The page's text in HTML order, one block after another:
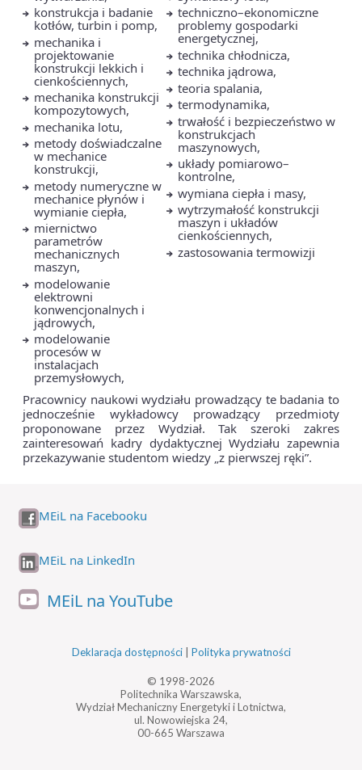
konstrukcja i badanie
kotłów, turbin i pomp,
mechanika i
projektowanie
konstrukcji lekkich i
cienkościennych,
mechanika konstrukcji
kompozytowych,
mechanika lotu,
metody doświadczalne
w mechanice
konstrukcji,
metody numeryczne w
mechanice płynów i
wymianie ciepła,
miernictwo
parametrów
mechanicznych
maszyn,
modelowanie
elektrowni
konwencjonalnych i
jądrowych,
modelowanie
procesów w
instalacjach
przemysłowych,
techniczno–ekonomiczne
problemy gospodarki
energetycznej,
technika chłodnicza,
technika jądrowa,
teoria spalania,
termodynamika,
trwałość i bezpieczeństwo w
konstrukcjach
maszynowych,
układy pomiarowo–
kontrolne,
wymiana ciepła i masy,
wytrzymałość konstrukcji
maszyn i układów
cienkościennych,
zastosowania termowizji
Pracownicy naukowi wydziału prowadzący te badania to
jednocześnie wykładowcy prowadzący przedmioty
proponowane przez Wydział. Tak szeroki zakres
zainteresowań kadry dydaktycznej Wydziału zapewnia
przekazywanie studentom wiedzy „z pierwszej ręki”.
MEiL na Facebooku
MEiL na LinkedIn
MEiL na YouTube
Deklaracja dostępności| Polityka prywatności
© 1998-2026
Politechnika Warszawska,
Wydział Mechaniczny Energetyki i Lotnictwa,
ul. Nowowiejska 24,
00-665 Warszawa